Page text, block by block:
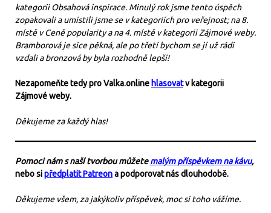
kategorii Obsahová inspirace. Minulý rok jsme tento úspěch
zopakovali a umístili jsme se v kategoriích pro veřejnost; na 8.
místě v Ceně popularity a na 4. místě v kategorii Zájmové weby.
Bramborová je sice pěkná, ale po třetí bychom se jí už rádi
vzdali a bronzová by byla rozhodně lepší!
Nezapomeňte tedy pro Valka.online hlasovatv kategorii
Zájmové weby.
Děkujeme za každý hlas!
Pomoci nám s naší tvorbou můžetemalým příspěvkem na kávu,
nebo sipředplatit Patreona podporovat nás dlouhodobě.
Děkujeme všem, za jakýkoliv příspěvek, moc si toho vážíme.